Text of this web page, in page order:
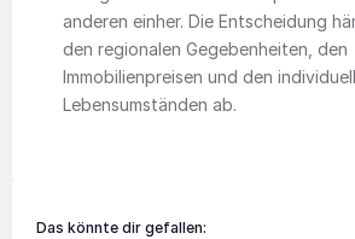
anderen einher. Die Entscheidung
den regionalen Gegebenheiten, den
Immobilienpreisen und den
Lebensumständen ab.
Das könnte dir gefallen: